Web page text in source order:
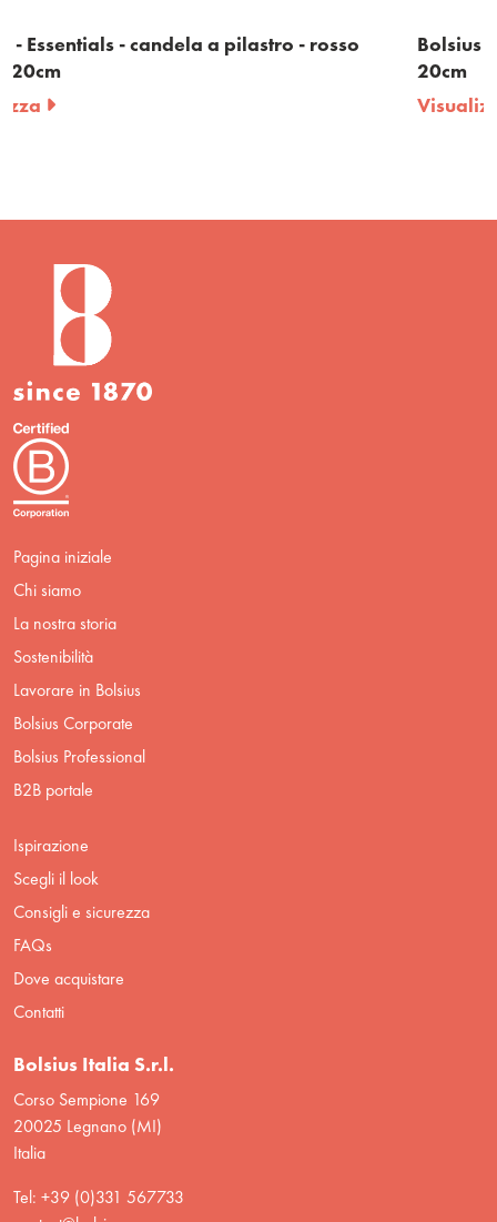
Bolsius - Essentials - candela a pilastro -
Pagina iniziale
Chi siamo
La nostra storia
Sostenibilità
Lavorare in Bolsius
Bolsius Corporate
Bolsius Professional
B2B portale
Ispirazione
Scegli il look
Consigli e sicurezza
FAQs
Dove acquistare
Contatti
Bolsius Italia S.r.l.
Corso Sempione 169
20025 Legnano (MI)
Italia
Tel: +39 (0)331 567733